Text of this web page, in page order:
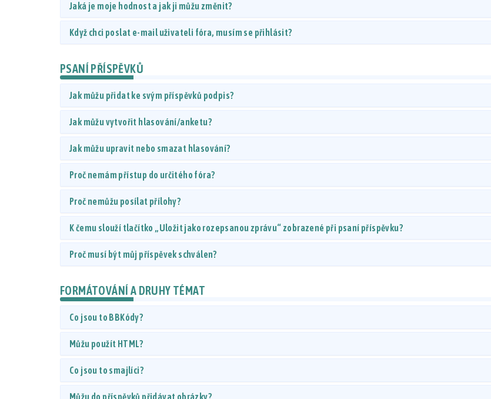
Jaká je moje hodnost a jak ji můžu změnit?
Když chci poslat e-mail uživateli fóra, musím se přihlásit?
PSANÍ PŘÍSPĚVKŮ
Jak můžu přidat ke svým příspěvků podpis?
Jak můžu vytvořit hlasování/anketu?
Jak můžu upravit nebo smazat hlasování?
Proč nemám přístup do určitého fóra?
Proč nemůžu posílat přílohy?
K čemu slouží tlačítko „Uložit jako rozepsanou zprávu“ zobrazené při psaní příspěvku?
Proč musí být můj příspěvek schválen?
FORMÁTOVÁNÍ A DRUHY TÉMAT
Co jsou to BBKódy?
Můžu použít HTML?
Co jsou to smajlíci?
Můžu do příspěvků přidávat obrázky?